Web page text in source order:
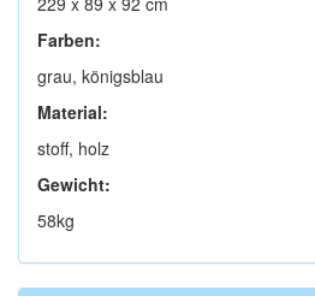
Farben:
grau, königsblau
Material:
stoff, holz
Gewicht:
58kg